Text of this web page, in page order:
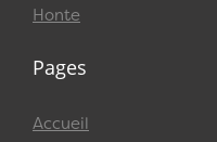
Honte
Pages
Accueil